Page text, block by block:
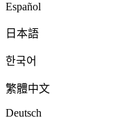
Español
日本語
한국어
繁體中文
Deutsch